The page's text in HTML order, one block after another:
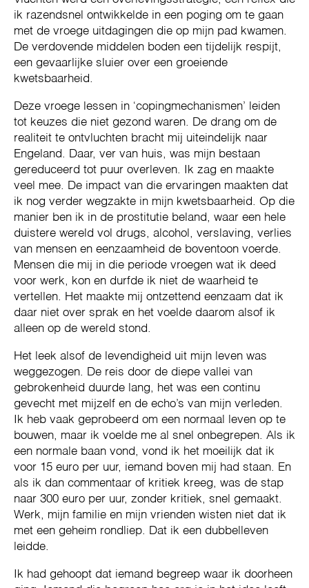
ik razendsnel ontwikkelde in een poging om te gaan
met de vroege uitdagingen die op mijn pad kwamen.
De verdovende middelen boden een tijdelijk respijt,
een gevaarlijke sluier over een groeiende
kwetsbaarheid.
Deze vroege lessen in ‘copingmechanismen’ leiden
tot keuzes die niet gezond waren. De drang om de
realiteit te ontvluchten bracht mij uiteindelijk naar
Engeland. Daar, ver van huis, was mijn bestaan
gereduceerd tot puur overleven. Ik zag en maakte
veel mee. De impact van die ervaringen maakten dat
ik nog verder wegzakte in mijn kwetsbaarheid. Op die
manier ben ik in de prostitutie beland, waar een hele
duistere wereld vol drugs, alcohol, verslaving, verlies
van mensen en eenzaamheid de boventoon voerde.
Mensen die mij in die periode vroegen wat ik deed
voor werk, kon en durfde ik niet de waarheid te
vertellen. Het maakte mij ontzettend eenzaam dat ik
daar niet over sprak en het voelde daarom alsof ik
alleen op de wereld stond.
Het leek alsof de levendigheid uit mijn leven was
weggezogen. De reis door de diepe vallei van
gebrokenheid duurde lang, het was een continu
gevecht met mijzelf en de echo’s van mijn verleden.
Ik heb vaak geprobeerd om een normaal leven op te
bouwen, maar ik voelde me al snel onbegrepen. Als ik
een normale baan vond, vond ik het moeilijk dat ik
voor 15 euro per uur, iemand boven mij had staan. En
als ik dan commentaar of kritiek kreeg, was de stap
naar 300 euro per uur, zonder kritiek, snel gemaakt.
Werk, mijn familie en mijn vrienden wisten niet dat ik
met een geheim rondliep. Dat ik een dubbelleven
leidde.
Ik had gehoopt dat iemand begreep waar ik doorheen